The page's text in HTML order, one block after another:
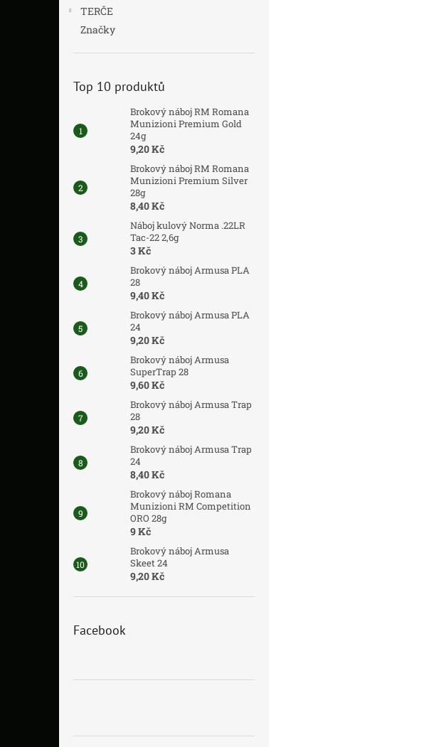
TERČE
Značky
Top 10 produktů
Brokový náboj RM Romana
Munizioni Premium Gold
24g
9,20 Kč
Brokový náboj RM Romana
Munizioni Premium Silver
28g
8,40 Kč
Náboj kulový Norma .22LR
Tac-22 2,6g
3 Kč
Brokový náboj Armusa PLA
28
9,40 Kč
Brokový náboj Armusa PLA
24
9,20 Kč
Brokový náboj Armusa
SuperTrap 28
9,60 Kč
Brokový náboj Armusa Trap
28
9,20 Kč
Brokový náboj Armusa Trap
24
8,40 Kč
Brokový náboj Romana
Munizioni RM Competition
ORO 28g
9 Kč
Brokový náboj Armusa
Skeet 24
9,20 Kč
Facebook